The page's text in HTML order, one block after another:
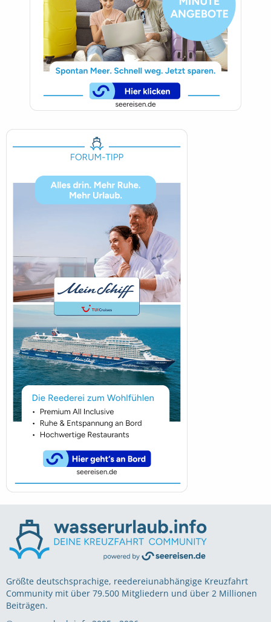
Größte deutschsprachige, reedereiunabhängige Kreuzfahrt
Community mit über 79.500 Mitgliedern und über 2 Millionen
Beiträgen.